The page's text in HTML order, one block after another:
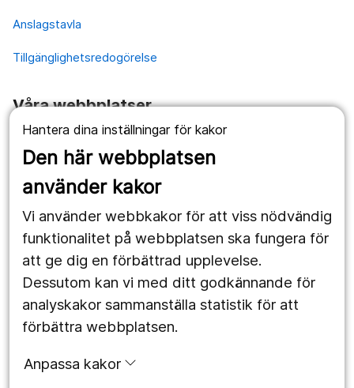
Hantera dina inställningar för kakor
Den här webbplatsen
använder kakor
Vi använder webbkakor för att viss nödvändig
funktionalitet på webbplatsen ska fungera för
att ge dig en förbättrad upplevelse.
Dessutom kan vi med ditt godkännande för
analyskakor sammanställa statistik för att
förbättra webbplatsen.
Anpassa kakor
Anslagstavla
Tillgänglighetsredogörelse
Våra webbplatser
1177.se
Länstrafiken
Utveckling
Följ oss
Facebook